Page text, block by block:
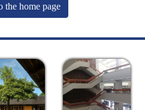
the home page